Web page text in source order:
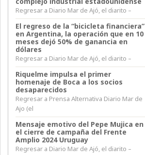
Regresar a Diario Mar de Ajó, el diarito –
El regreso de la “bicicleta financiera”
en Argentina, la operación que en 10
meses dejó 50% de ganancia en
dólares
Regresar a Diario Mar de Ajó, el diarito –
Riquelme impulsa el primer
homenaje de Boca a los socios
desaparecidos
Regresar a Prensa Alternativa Diario Mar de
Ajo (el
Mensaje emotivo del Pepe Mujica en
el cierre de campaña del Frente
Amplio 2024 Uruguay
Regresar a Diario Mar de Ajó, el diarito –